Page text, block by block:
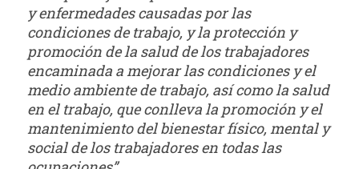
y enfermedades causadas por las
condiciones de trabajo, y la protección y
promoción de la salud de los trabajadores
encaminada a mejorar las condiciones y el
medio ambiente de trabajo, así como la salud
en el trabajo, que conlleva la promoción y el
mantenimiento del bienestar físico, mental y
social de los trabajadores en todas las